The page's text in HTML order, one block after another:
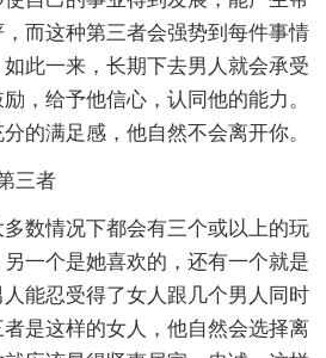
而这种第三者会强势到每件事情
此一来，长期下去男人就会承受
，给予他信心，认同他的能力。
的满足感，他自然不会离开你。
三者
数情况下都会有三个或以上的玩
一个是她喜欢的，还有一个就是
能忍受得了女人跟几个男人同时
是这样的女人，他自然会选择离